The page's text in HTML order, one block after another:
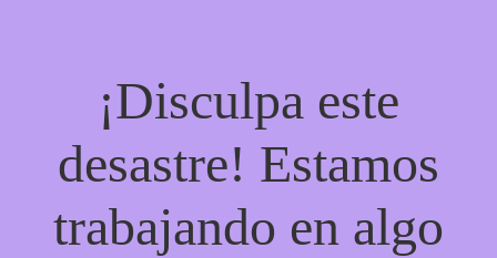
¡Disculpa este
desastre! Estamos
trabajando en algo